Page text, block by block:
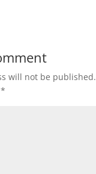
will not be published.
*